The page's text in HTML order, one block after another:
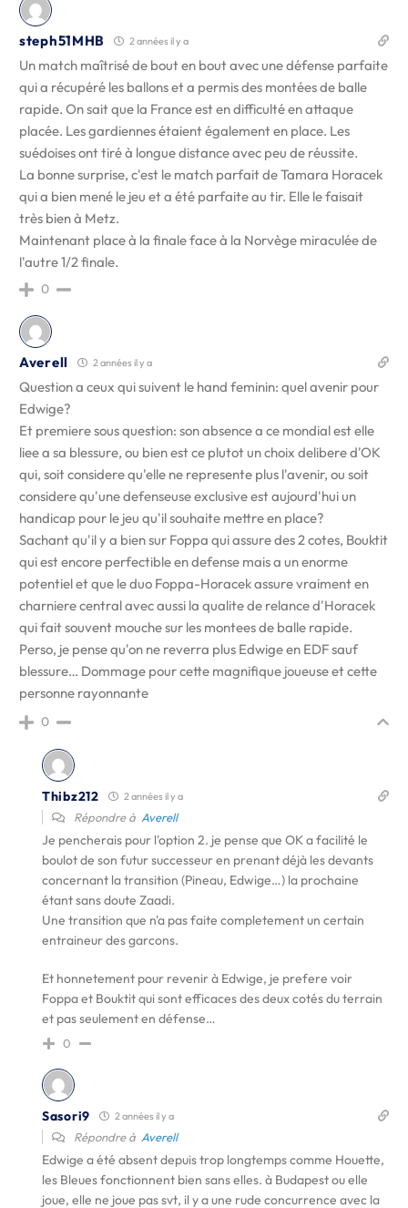
steph51MHB 2 années il y a
Un match maîtrisé de bout en bout avec une défense parfaite
qui a récupéré les ballons et a permis des montées de balle
rapide. On sait que la France est en difficulté en attaque
placée. Les gardiennes étaient également en place. Les
suédoises ont tiré à longue distance avec peu de réussite.
La bonne surprise, c'est le match parfait de Tamara Horacek
qui a bien mené le jeu et a été parfaite au tir. Elle le faisait
très bien à Metz.
Maintenant place à la finale face à la Norvège miraculée de
l'autre 1/2 finale.
0
Averell 2 années il y a
Question a ceux qui suivent le hand feminin: quel avenir pour
Edwige?
Et premiere sous question: son absence a ce mondial est elle
liee a sa blessure, ou bien est ce plutot un choix delibere d'OK
qui, soit considere qu'elle ne represente plus l'avenir, ou soit
considere qu'une defenseuse exclusive est aujourd'hui un
handicap pour le jeu qu'il souhaite mettre en place?
Sachant qu'il y a bien sur Foppa qui assure des 2 cotes, Bouktit
qui est encore perfectible en defense mais a un enorme
potentiel et que le duo Foppa-Horacek assure vraiment en
charniere central avec aussi la qualite de relance d'Horacek
qui fait souvent mouche sur les montees de balle rapide.
Perso, je pense qu'on ne reverra plus Edwige en EDF sauf
blessure… Dommage pour cette magnifique joueuse et cette
personne rayonnante
0
Thibz212 2 années il y a
Répondre à Averell
Je pencherais pour l'option 2. je pense que OK a facilité le
boulot de son futur successeur en prenant déjà les devants
concernant la transition (Pineau, Edwige…) la prochaine
étant sans doute Zaadi.
Une transition que n'a pas faite completement un certain
entraineur des garcons.
Et honnetement pour revenir à Edwige, je prefere voir
Foppa et Bouktit qui sont efficaces des deux cotés du terrain
et pas seulement en défense…
0
Sasori9 2 années il y a
Répondre à Averell
Edwige a été absent depuis trop longtemps comme Houette,
les Bleues fonctionnent bien sans elles. à Budapest ou elle
joue, elle ne joue pas svt, il y a une rude concurrence avec la